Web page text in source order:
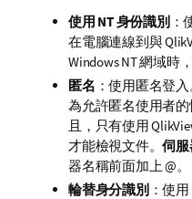
使用 NT 身份識別：
在電腦連線到與
Windows NT 網域時
匿名 ：使用匿名登
為允許匿名使用者
且，只有使用
才能檢視文件。伺服
器名稱前面加上 @。
輪替身分識別：使用